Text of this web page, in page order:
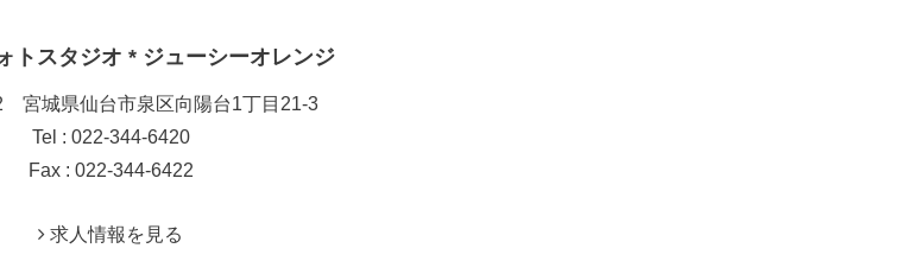
トスタジオ * ジューシーオレンジ
宮城県仙台市泉区向陽台1丁目21-3
Tel : 022-344-6420
Fax : 022-344-6422
求人情報を見る